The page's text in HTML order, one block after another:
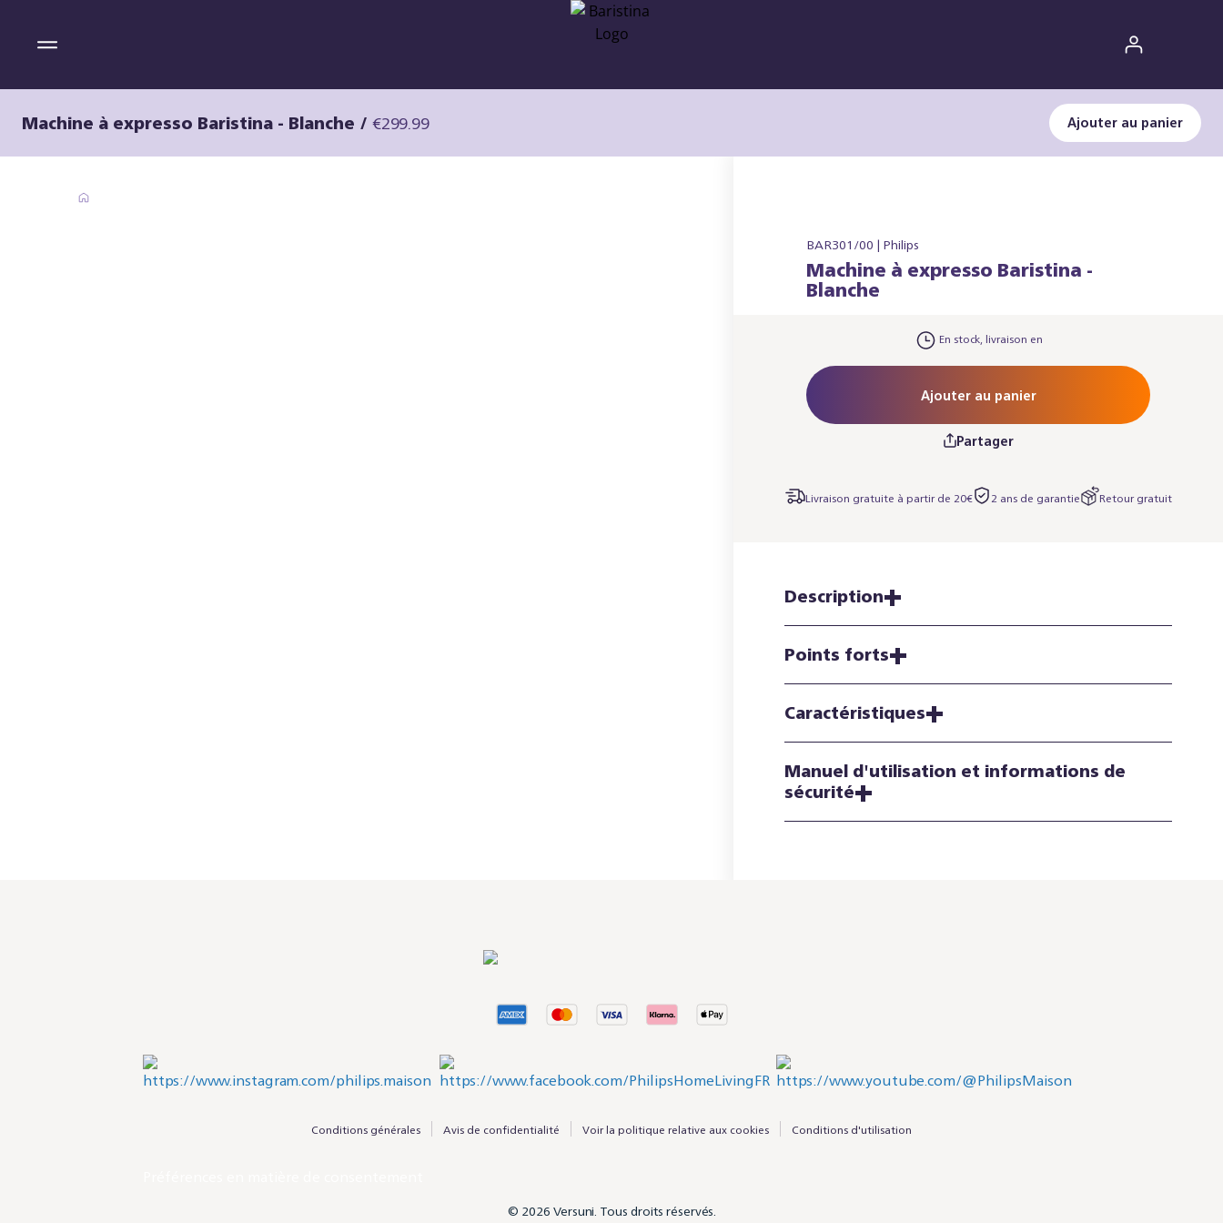
Machine à expresso Baristina - Blanche /€299.99 Ajouter au panier
BAR301/00 | Philips
Machine à expresso Baristina -
Blanche
En stock, livraison en
Ajouter au panier
Partager
Livraison gratuite à partir de 20€ 2 ans de garantie Retour gratuit
Description
Points forts
Caractéristiques
Manuel d'utilisation et informations de
sécurité
Conditions générales Avis de confidentialité Voir la politique relative aux cookies Conditions d'utilisation
© 2026 Versuni. Tous droits réservés.